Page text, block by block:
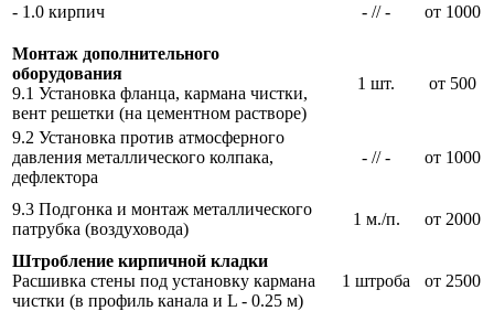
- 1.0 кирпич - // - от 1000
Монтаж дополнительного
оборудования
9.1 Установка фланца, кармана чистки,
вент решетки (на цементном растворе)
1 шт. от 500
9.2 Установка против атмосферного
давления металлического колпака,
дефлектора
- // - от 1000
9.3 Подгонка и монтаж металлического
патрубка (воздуховода)
1 м./п. от 2000
Штробление кирпичной кладки
Расшивка стены под установку кармана
чистки (в профиль канала и L - 0.25 м)
1 штроба от 2500